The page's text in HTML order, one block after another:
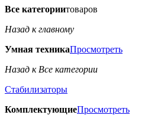
Все категориитоваров
Назад к главному
Умная техникаПросмотреть
Назад к Все категории
Стабилизаторы
КомплектующиеПросмотреть